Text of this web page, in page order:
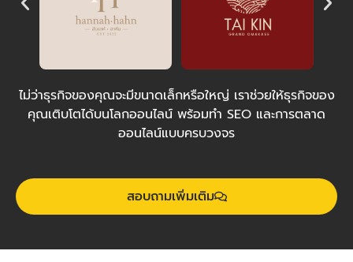
ไม่ว่าธุรกิจของคุณจะมีขนาดเล็กหรือใหญ่ เราช่วยให้ธุรกิจของ
คุณเติบโตได้บนโลกออนไลน์ พร้อมทำ SEO และการตลาด
ออนไลน์แบบครบวงจร
สอบถามเพิ่มเติม